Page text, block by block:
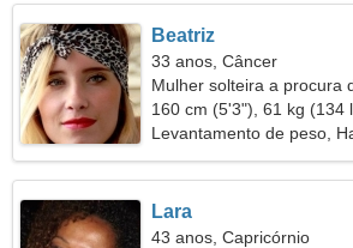
Beatriz
33 anos, Câncer
Mulher solteira a procura
160 cm (5'3"), 61 kg (134
Levantamento de peso,
Lara
43 anos, Capricórnio